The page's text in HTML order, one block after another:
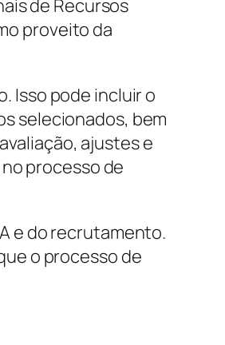
de Recursos
proveito da
Isso pode incluir o
selecionados, bem
ajustes e
processo de
e do recrutamento.
o processo de